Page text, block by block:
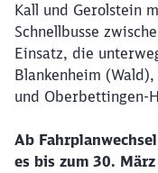
Kall und Gerolstein
Schnellbusse
Einsatz, die
Blankenheim
und Oberbettingen-
Ab
es bis zum 30.